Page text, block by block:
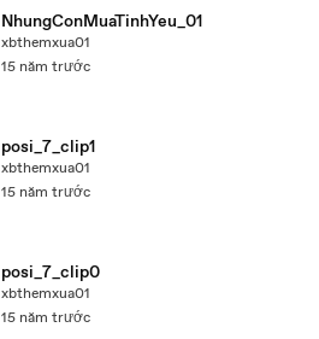
NhungConMuaTinhYeu_01
xbthemxua01
15 năm trước
posi_7_clip1
xbthemxua01
15 năm trước
posi_7_clip0
xbthemxua01
15 năm trước